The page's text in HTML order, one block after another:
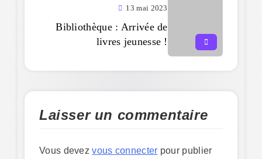
13 mai 2023
Bibliothèque : Arrivée de
livres jeunesse !
Laisser un commentaire
Vous devezvous connecter pour publier